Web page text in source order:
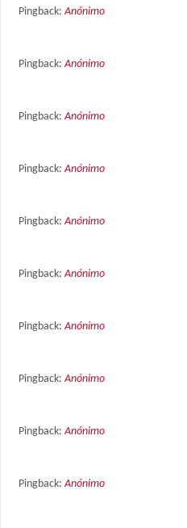
Pingback:Anónimo
Pingback:Anónimo
Pingback:Anónimo
Pingback:Anónimo
Pingback:Anónimo
Pingback:Anónimo
Pingback:Anónimo
Pingback:Anónimo
Pingback:Anónimo
Pingback:Anónimo